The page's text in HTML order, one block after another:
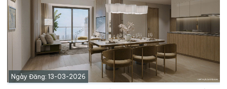
Ngày Đăng: 13-03-2026